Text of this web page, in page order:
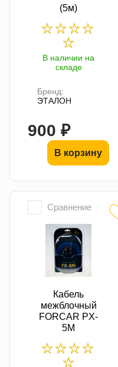
(5м)
В наличии на
складе
Бренд:
ЭТАЛОН
900 ₽
В корзину
Сравнение
Кабель
межблочный
FORCAR PX-
5M